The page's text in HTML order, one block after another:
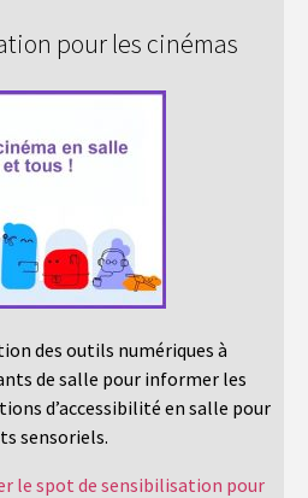
pour les cinémas
des outils numériques à
de salle pour informer les
d’accessibilité en salle pour
sensoriels.
le spot de sensibilisation pour